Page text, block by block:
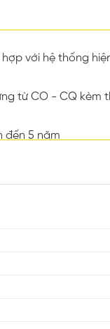
hợp với hệ thống
từ CO - CQ kèm
đến 5 năm